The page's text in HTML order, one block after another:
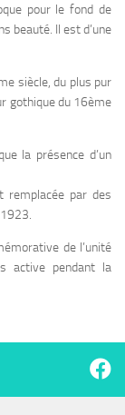
pour le fond de
beauté. Il est d’une
siècle, du plus pur
gothique du 16ème
la présence d’un
remplacée par des
de l’unité
active pendant la